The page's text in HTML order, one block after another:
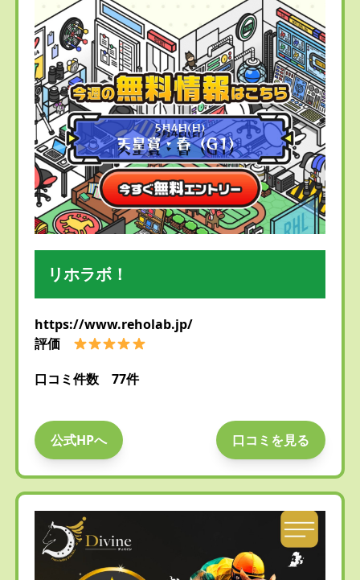
リホラボ！
https://www.reholab.jp/
評価
口コミ件数 77件
公式HPへ 口コミを見る